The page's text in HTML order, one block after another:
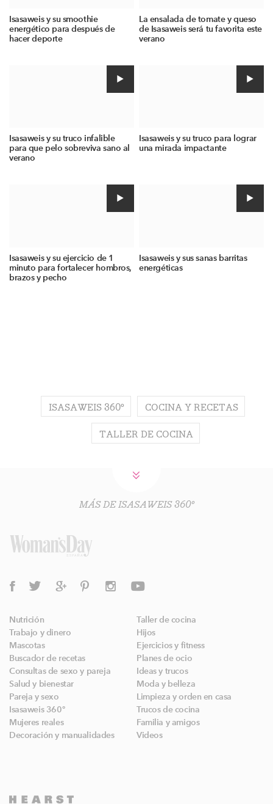
Isasaweis y su smoothie
energético para después de
hacer deporte
La ensalada de tomate y queso
de Isasaweis será tu favorita este
verano
Isasaweis y su truco infalible
para que pelo sobreviva sano al
verano
Isasaweis y su truco para lograr
una mirada impactante
Isasaweis y su ejercicio de 1
minuto para fortalecer hombros,
brazos y pecho
Isasaweis y sus sanas barritas
energéticas
ISASAWEIS 360º COCINA Y RECETAS
TALLER DE COCINA
MÁS DE ISASAWEIS 360º
Nutrición
Taller de cocina
Trabajo y dinero
Hijos
Mascotas
Ejercicios y fitness
Buscador de recetas
Planes de ocio
Consultas de sexo y pareja
Ideas y trucos
Salud y bienestar
Moda y belleza
Pareja y sexo
Limpieza y orden en casa
Isasaweis 360º
Trucos de cocina
Mujeres reales
Familia y amigos
Decoración y manualidades
Videos